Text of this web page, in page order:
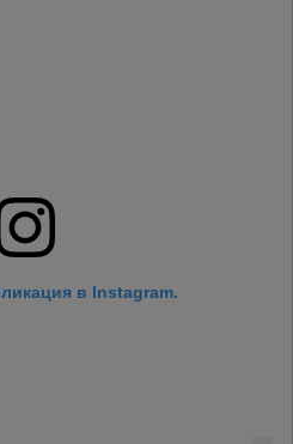
в Instagram.